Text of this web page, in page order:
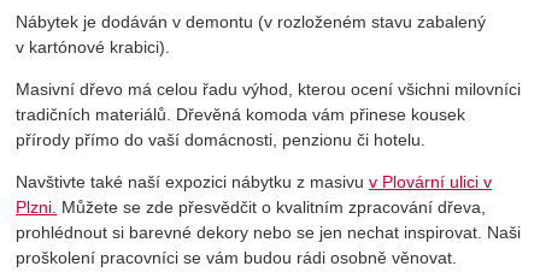
Nábytek je dodáván v demontu (v rozloženém stavu zabalený
v kartónové krabici).
Masivní dřevo má celou řadu výhod, kterou ocení všichni milovníci
tradičních materiálů. Dřevěná komoda vám přinese kousek
přírody přímo do vaší domácnosti, penzionu či hotelu.
Navštivte také naší expozici nábytku z masivuv Plovární ulici v
Plzni. Můžete se zde přesvědčit o kvalitním zpracování dřeva,
prohlédnout si barevné dekory nebo se jen nechat inspirovat. Naši
proškolení pracovníci se vám budou rádi osobně věnovat.